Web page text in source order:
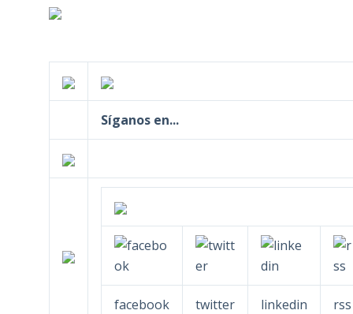
Síganos en...
facebook twitter linkedin rss